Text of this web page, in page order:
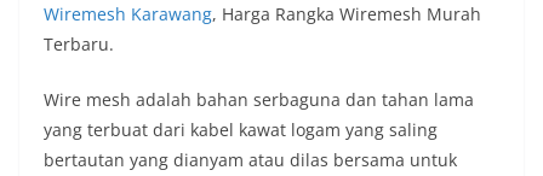
Wiremesh Karawang, Harga Rangka Wiremesh Murah
Terbaru.
Wire mesh adalah bahan serbaguna dan tahan lama
yang terbuat dari kabel kawat logam yang saling
bertautan yang dianyam atau dilas bersama untuk